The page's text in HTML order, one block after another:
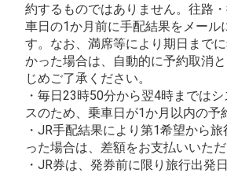
約するものではありません。往路
車日の1か月前に手配結果をメール
す。なお、満席等により期日まで
かった場合は、自動的に予約取消
じめご了承ください。
・毎日23時50分から翌4時までは
スのため、乗車日が1か月以内の予
・JR手配結果により第1希望から
った場合は、差額をお支払いいただ
・JR券は、発券前に限り旅行出発